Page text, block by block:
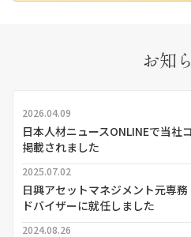
お知
2026.04.09
日本人材ニュースONLINEで当社
掲載されました
2025.07.02
日興アセットマネジメント元専
ドバイザーに就任しました
2024.08.26